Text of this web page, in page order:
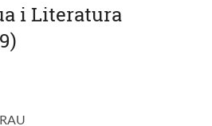
i Literatura